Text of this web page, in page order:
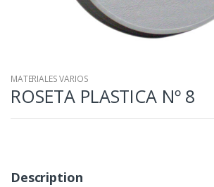
MATERIALES VARIOS
ROSETA PLASTICA Nº 8
Description